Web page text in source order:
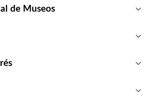
de Museos keyboard_arrow_down
keyboard_arrow_down
keyboard_arrow_down
keyboard_arrow_down